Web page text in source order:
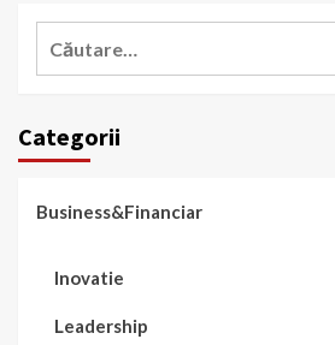
Categorii
Business&Financiar
Inovatie
Leadership